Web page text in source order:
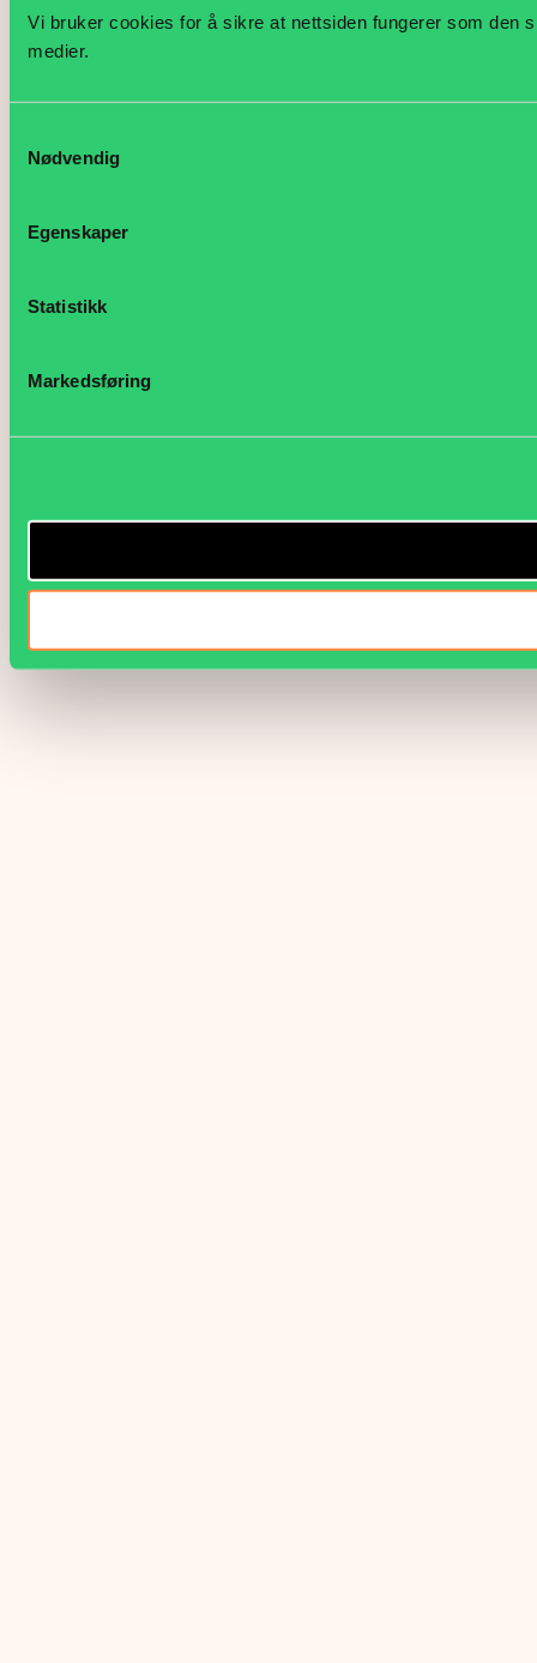
Vi bruker cookies for å sikre at nettsiden fungerer som den
medier.
Nødvendig
Egenskaper
Statistikk
Markedsføring